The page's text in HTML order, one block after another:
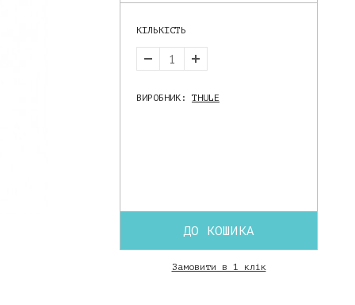
КІЛЬКІСТЬ
ВИРОБНИК: THULE
ДО КОШИКА
Замовити в 1 клік